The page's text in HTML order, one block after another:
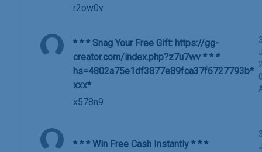
r2ow0v
* * * Snag Your Free Gift: https://gg-
creator.com/index.php?z7u7wv * * *
hs=4802a75e1df3877e89fca37f6727793b*
ххх*
x578n9
* * * Win Free Cash Instantly * * *